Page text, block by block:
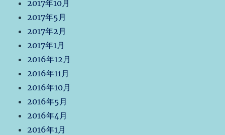
2017年10月
2017年5月
2017年2月
2017年1月
2016年12月
2016年11月
2016年10月
2016年5月
2016年4月
2016年1月